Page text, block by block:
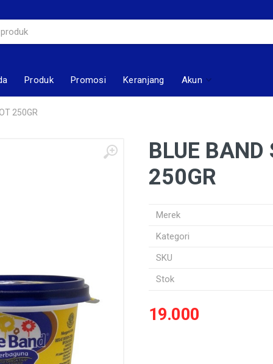
Produk Promosi Keranjang Akun
250GR
BLUE BAND
250GR
Merek
Kategori
SKU
Stok
19.000